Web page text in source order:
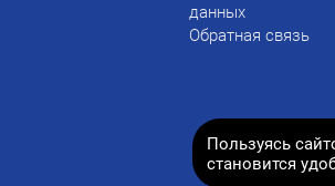
Пользуясь
становится
данных
Обратная связь